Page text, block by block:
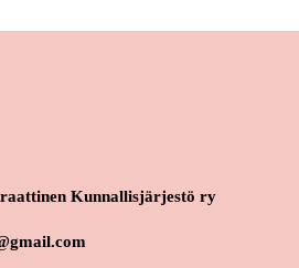
Kunnallisjärjestö ry